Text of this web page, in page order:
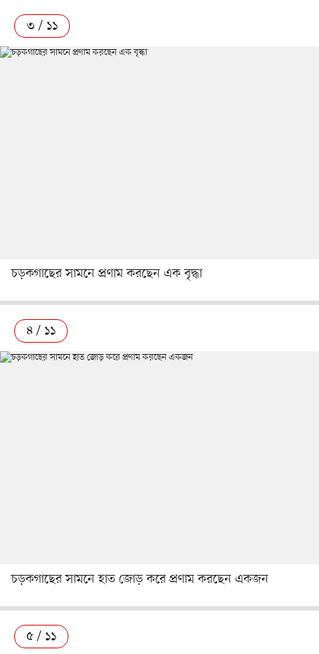
৩ / ১১
চড়কগাছের সামনে প্রণাম করছেন এক বৃদ্ধা
৪ / ১১
চড়কগাছের সামনে হাত জোড় করে প্রণাম করছেন একজন
৫ / ১১